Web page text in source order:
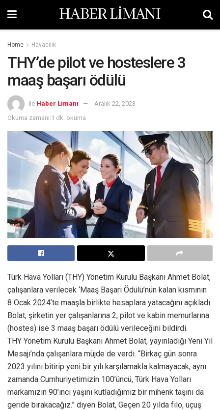
HABER LİMANI
Home Havacılık
THY’de pilot ve hosteslere 3
maaş başarı ödülü
ile Haber Limanı
Aralık 22, 2023
Okuma zamanı:1 dk. okuma
Türk Hava Yolları (THY) Yönetim Kurulu Başkanı Ahmet Bolat,
çalışanlara verilecek ‘Maaş Başarı Ödülü’nün kalan kısmının
8 Ocak 2024’te maaşla birlikte hesaplara yatacağını açıkladı.
Bolat, şirketin yer çalışanlarına 2, pilot ve kabin memurlarına
(hostes) ise 3 maaş başarı ödülü verileceğini bildirdi.
THY Yönetim Kurulu Başkanı Ahmet Bolat, yayınladığı Yeni Yıl
Mesajı’nda çalışanlara müjde de verdi. “Birkaç gün sonra
2023 yılını bitirip yeni bir yılı karşılamakla kalmayacak, aynı
zamanda Cumhuriyetimizin 100’üncü, Türk Hava Yolları
markamızın 90’ıncı yaşını kutladığımız bir mihenk taşını da
geride bırakacağız.” diyen Bolat, Geçen 20 yılda filo, uçuş